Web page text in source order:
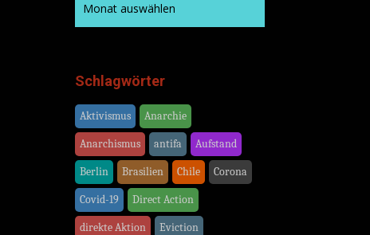
Schlagwörter
Aktivismus Anarchie
Anarchismus antifa Aufstand
Berlin Brasilien Chile Corona
Covid-19 Direct Action
direkte Aktion Eviction